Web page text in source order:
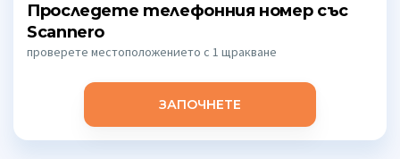
Проследете телефонния номер със
Scannero
проверете местоположението с 1 щракване
ЗАПОЧНЕТЕ